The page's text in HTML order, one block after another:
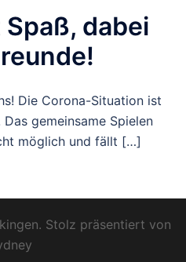
dabei
Die Corona-Situation ist
gemeinsame Spielen
möglich und fällt […]
Stolz präsentiert von